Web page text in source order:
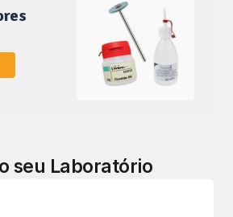
seu Laboratório